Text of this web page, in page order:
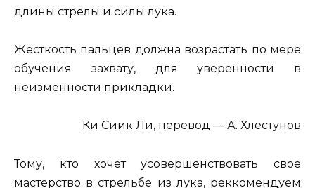
длины стрелы и силы лука.
Жесткость пальцев должна возрастать по мере
обучения захвату, для уверенности в
неизменности прикладки.
Ки Сиик Ли, перевод — А. Хлестунов
Тому, кто хочет усовершенствовать свое
мастерство в стрельбе из лука, реккомендуем